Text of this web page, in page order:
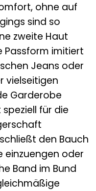
ohne auf
sind so
zweite Haut
Passform imitiert
Jeans oder
vielseitigen
Garderobe
für die
den Bauch
einzuengen oder
Band im Bund